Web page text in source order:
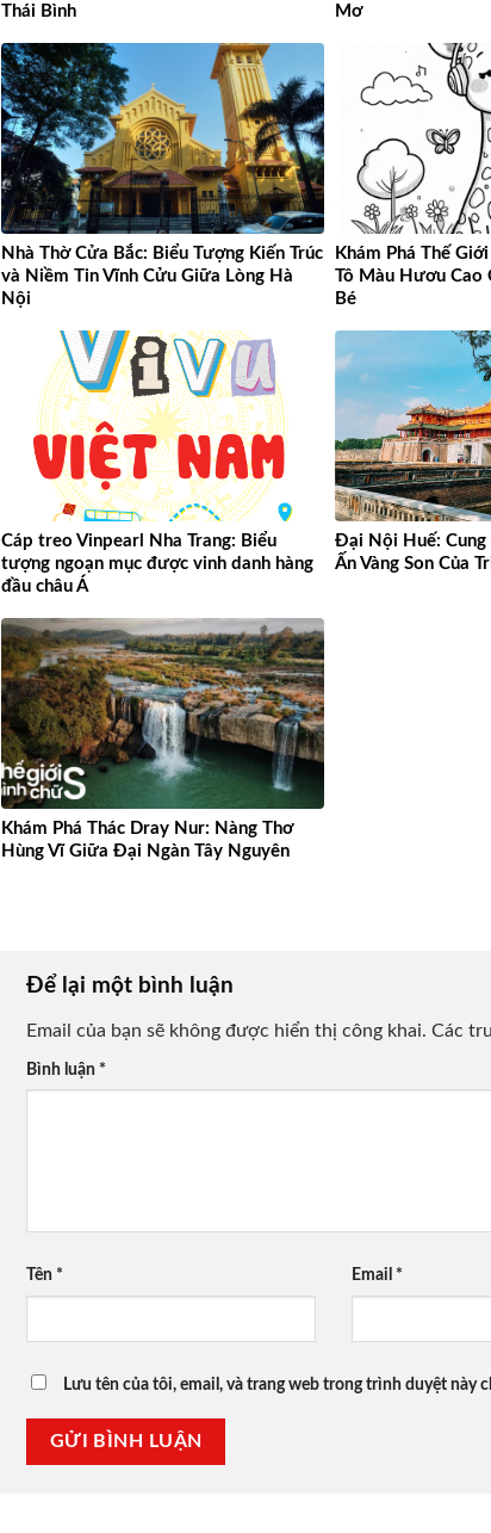
Thái Bình
Mơ
Nhà Thờ Cửa Bắc: Biểu Tượng Kiến Trúc
và Niềm Tin Vĩnh Cửu Giữa Lòng Hà
Nội
Khám Phá Thế
Tô Màu Hươu Cao
Bé
Cáp treo Vinpearl Nha Trang: Biểu
tượng ngoạn mục được vinh danh hàng
đầu châu Á
Đại Nội Huế:
Ấn Vàng Son Của
Khám Phá Thác Dray Nur: Nàng Thơ
Hùng Vĩ Giữa Đại Ngàn Tây Nguyên
Để lại một bình luận
Email của bạn sẽ không được hiển thị công khai. Các
Bình luận *
Tên * Email *
Lưu tên của tôi, email, và trang web trong trình duyệt này